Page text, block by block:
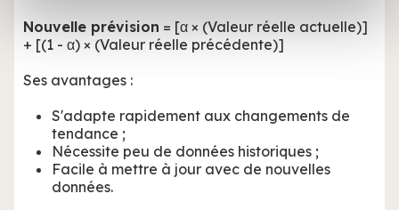
ou qu'ils ont collectées lors de votre utilisation de leurs
Nouvelle prévision = [α × (Valeur réelle actuelle)]
+ [(1 - α) × (Valeur réelle précédente)]
Ses avantages :
S'adapte rapidement aux changements de
tendance ;
Nécessite peu de données historiques ;
Facile à mettre à jour avec de nouvelles
données.